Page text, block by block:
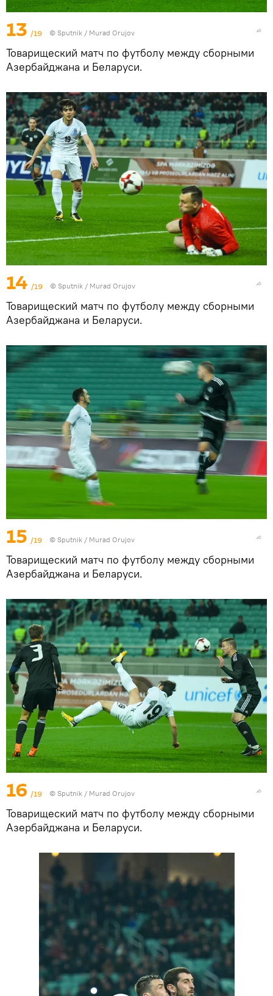
13 /19 © Sputnik / Murad Orujov
Товарищеский матч по футболу между сборными
Азербайджана и Беларуси.
14 /19 © Sputnik / Murad Orujov
Товарищеский матч по футболу между сборными
Азербайджана и Беларуси.
15 /19 © Sputnik / Murad Orujov
Товарищеский матч по футболу между сборными
Азербайджана и Беларуси.
16 /19 © Sputnik / Murad Orujov
Товарищеский матч по футболу между сборными
Азербайджана и Беларуси.